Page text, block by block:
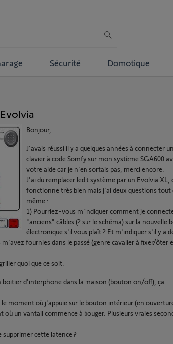
Sécurité Domotique
Bonjour,
J'avais réussi il y a quelques années à connecter un
clavier à code Somfy sur mon système SGA600
votre aide car je n'en sortais pas, merci encore.
J'ai du remplacer ledit système par un Evolvia XL,
fonctionne très bien mais j'ai deux questions tout
même :
1) Pourriez-vous m'indiquer comment je
"anciens" câbles (? sur le schéma) sur la nouvelle
électronique s'il vous plaît ? Et m'indiquer s'il y a
m'avez fournies dans le passé (genre cavalier à fixer/ôter
quoi que ce soit.
boitier d'interphone dans la maison (bouton on/off), ça
moment où j'appuie sur le bouton intérieur (en
un vantail commence à bouger. Plusieurs vraies
supprimer cette latence ?